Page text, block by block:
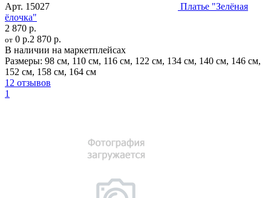
Арт. 15027
Платье "Зелёная
ёлочка"
2 870 р.
от 0 р.2 870 р.
В наличии на маркетплейсах
Размеры: 98 см, 110 см, 116 см, 122 см, 134 см, 140 см, 146 см,
152 см, 158 см, 164 см
12 отзывов
1